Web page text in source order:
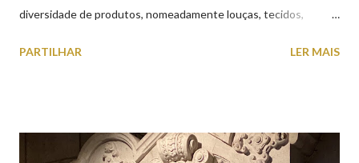
diversidade de produtos, nomeadamente louças, tecidos,
cobres entre muitos outros. Horário de funcionamento | Verão
(2019.10.25) Feira Semanal em Viana do Castelo (2019.10.25)
PARTILHAR LER MAIS